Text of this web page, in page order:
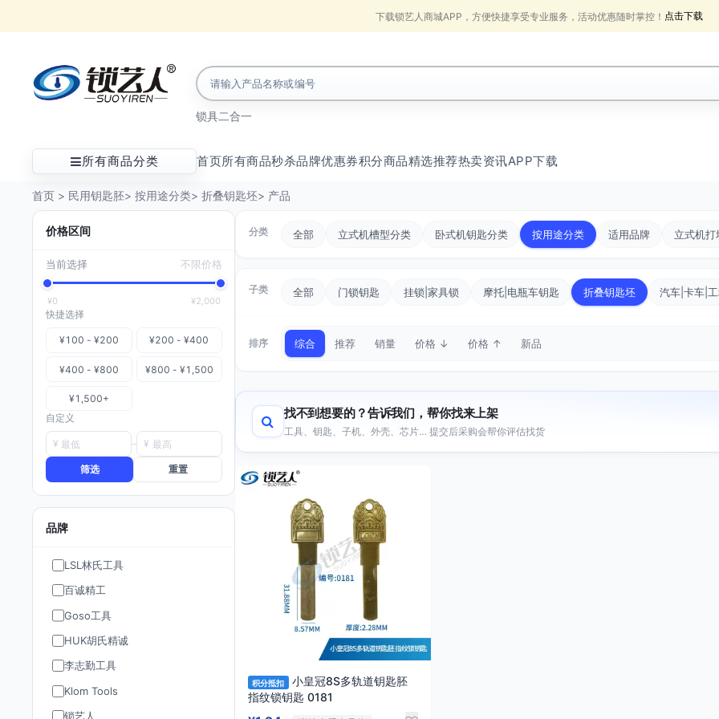
下载锁艺人商城APP，方便快捷享受专业服务，活动优惠随时掌控！ 点击下载
锁具二合一
所有商品分类 首页所有商品秒杀品牌优惠券积分商品精选推荐热卖资讯APP下载
首页 > 民用钥匙胚> 按用途分类> 折叠钥匙坯> 产品
价格区间
当前选择 不限价格
¥0 ¥2,000
快捷选择
¥100 - ¥200 ¥200 - ¥400
¥400 - ¥800 ¥800 - ¥1,500
¥1,500+
自定义
¥ ¥
筛选 重置
品牌
LSL林氏工具
百诚精工
Goso工具
HUK胡氏精诚
李志勤工具
Klom Tools
锁艺人
分类 全部 立式机槽型分类 卧式机钥匙分类 按用途分类 适用品牌 立式机打
子类 全部 门锁钥匙 挂锁|家具锁 摩托|电瓶车钥匙 折叠钥匙坯 汽车|卡车|
排序 综合 推荐 销量 价格 ↓ 价格 ↑ 新品
找不到想要的？告诉我们，帮你找来上架
工具、钥匙、子机、外壳、芯片… 提交后采购会帮你评估找货
积分抵扣
小皇冠8S多轨道钥匙胚
指纹锁钥匙 0181